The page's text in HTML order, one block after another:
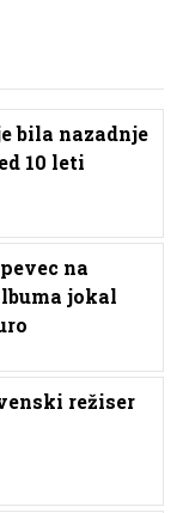
bila nazadnje
10 leti
na
jokal
režiser